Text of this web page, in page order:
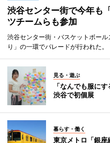
渋谷センター街で今年
ツチームらも参加
渋谷センター街・バスケットボー
り」の一環でパレードが行われた。
見る・遊ぶ
「なんでも服に
渋谷で初個展
暮らす・働く
東京メトロ「銀